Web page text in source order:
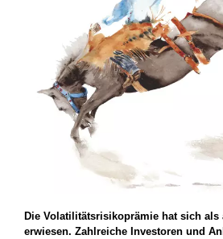
Die Volatilitätsrisikoprämie hat sich
erwiesen. Zahlreiche Investoren und